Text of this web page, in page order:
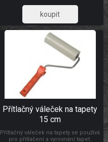
206,61
Přítlačný váleček na tapety
15 cm
Přítlačný váleček na tapety se používá
pro přitlačení a vyrovnání tapet.